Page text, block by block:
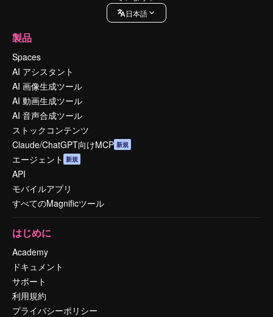
日本語
製品
Spaces
AI アシスタント
AI 画像生成ツール
AI 動画生成ツール
AI 音声合成ツール
ストックコンテンツ
Claude/ChatGPT向けMCP 新規
エージェント 新規
API
モバイルアプリ
すべてのMagnificツール
はじめに
Academy
ドキュメント
サポート
利用規約
プライバシーポリシー